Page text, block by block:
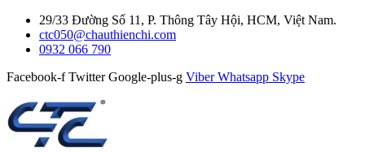
29/33 Đường Số 11, P. Thông Tây Hội, HCM, Việt Nam.
ctc050@chauthienchi.com
0932 066 790
Facebook-f Twitter Google-plus-g Viber Whatsapp Skype